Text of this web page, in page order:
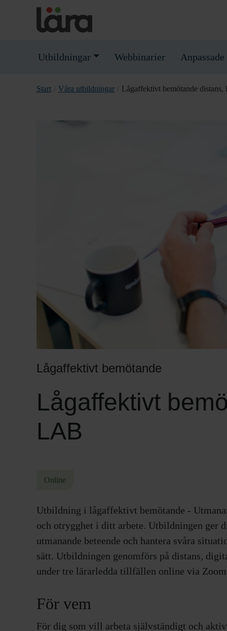
Utbildningar Webbinarier
Start Våra utbildningar Lågaffektivt bemötande
Lågaffektivt bemötande
Lågaffektivt
LAB
Online
Utbildning i lågaffektivt bemötande -
och otrygghet i ditt arbete. Utbildningen ger
utmanande beteende och hantera svåra
sätt. Utbildningen genomförs på distans,
under tre lärarledda tillfällen online via
För vem
För dig som vill arbeta självständigt och